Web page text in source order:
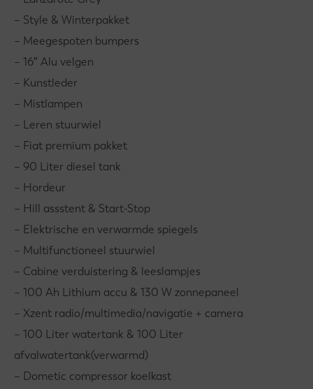
– Style & Winterpakket
– Meegespoten bumpers
– 16″ Alu velgen
– Kunstleder
– Mistlampen
– Leren stuurwiel
– Fiat premium pakket
– 90 Liter diesel tank
– Hordeur
– Hill assstent & Start-Stop
– Elektrische en verwarmde spiegels
– Multifunctioneel stuurwiel
– Cabine verduistering & leeslampjes
– 100 Ah Lithium accu & 130 W zonnepaneel
– Xzent radio/multimedia/navigatie + camera
– 100 Liter watertank & 100 Liter
afvalwatertank(verwarmd)
– Dometic compressor koelkast